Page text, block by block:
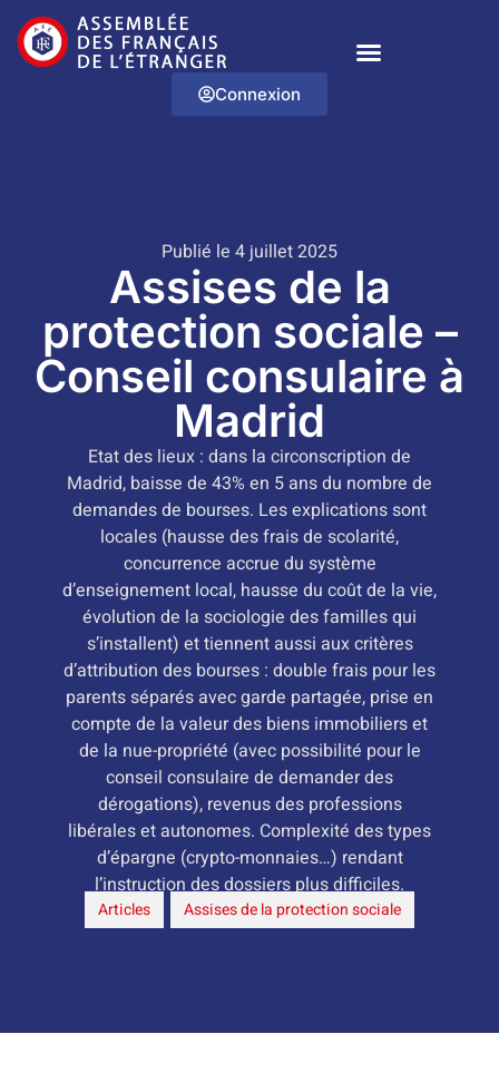
Connexion
Publié le 4 juillet 2025
Assises de la
protection sociale –
Conseil consulaire à
Madrid
Etat des lieux : dans la circonscription de
Madrid, baisse de 43% en 5 ans du nombre de
demandes de bourses. Les explications sont
locales (hausse des frais de scolarité,
concurrence accrue du système
d’enseignement local, hausse du coût de la vie,
évolution de la sociologie des familles qui
s’installent) et tiennent aussi aux critères
d’attribution des bourses : double frais pour les
parents séparés avec garde partagée, prise en
compte de la valeur des biens immobiliers et
de la nue-propriété (avec possibilité pour le
conseil consulaire de demander des
dérogations), revenus des professions
libérales et autonomes. Complexité des types
d’épargne (crypto-monnaies…) rendant
l’instruction des dossiers plus difficiles.
Articles Assises de la protection sociale